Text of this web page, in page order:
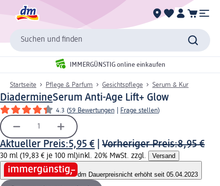
Suchen und finden
IMMERGÜNSTIG online einkaufen
Startseite Pflege & Parfum Gesichtspflege Serum & Kur
DiadermineSerum Anti-Age Lift+ Glow
4.3 (59 Bewertungen Frage stellen)
Aktueller Preis:5,95 € Vorheriger Preis:8,95 €
30 ml (19,83 € je 100 ml)inkl. 20% MwSt. zzgl. Versand
dm Dauerpreisnicht erhöht seit 05.04.2023